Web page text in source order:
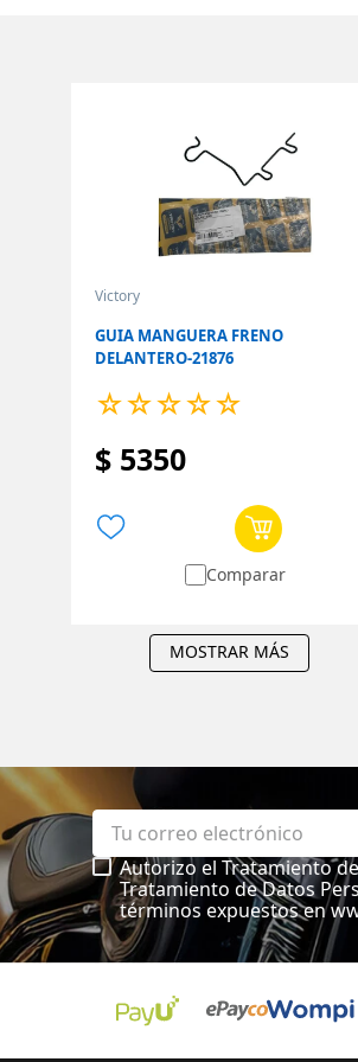
Victory
GUIA MANGUERA FRENO
DELANTERO-21876
☆☆☆☆☆
$ 5350
Comparar
MOSTRAR MÁS
Autorizo el Tratamiento
Tratamiento de Datos
términos expuestos en